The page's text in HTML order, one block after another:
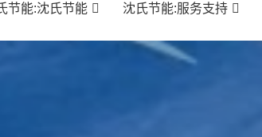
节能:沈氏节能 沈氏节能:服务支持